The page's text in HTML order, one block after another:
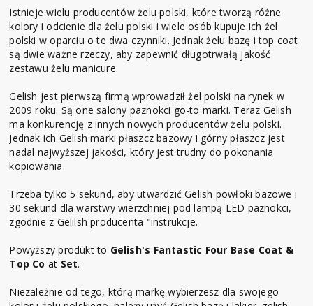
Istnieje wielu producentów żelu polski, które tworzą różne
kolory i odcienie dla żelu polski i wiele osób kupuje ich żel
polski w oparciu o te dwa czynniki. Jednak żelu bazę i top coat
są dwie ważne rzeczy, aby zapewnić długotrwałą jakość
zestawu żelu manicure.
Gelish jest pierwszą firmą wprowadził żel polski na rynek w
2009 roku. Są one salony paznokci go-to marki. Teraz Gelish
ma konkurencję z innych nowych producentów żelu polski.
Jednak ich Gelish marki płaszcz bazowy i górny płaszcz jest
nadal najwyższej jakości, który jest trudny do pokonania
kopiowania.
Trzeba tylko 5 sekund, aby utwardzić Gelish powłoki bazowe i
30 sekund dla warstwy wierzchniej pod lampą LED paznokci,
zgodnie z Gelilsh producenta "instrukcje.
Powyższy produkt to Gelish's Fantastic Four Base Coat &
Top Co at Set.
Niezależnie od tego, którą markę wybierzesz dla swojego